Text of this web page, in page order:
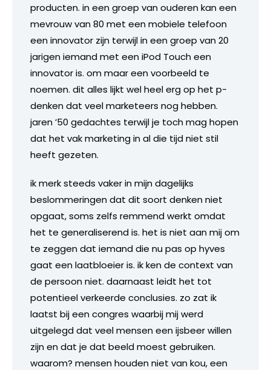
producten. in een groep van ouderen kan een
mevrouw van 80 met een mobiele telefoon
een innovator zijn terwijl in een groep van 20
jarigen iemand met een iPod Touch een
innovator is. om maar een voorbeeld te
noemen. dit alles lijkt wel heel erg op het p-
denken dat veel marketeers nog hebben.
jaren ’50 gedachtes terwijl je toch mag hopen
dat het vak marketing in al die tijd niet stil
heeft gezeten.
ik merk steeds vaker in mijn dagelijks
beslommeringen dat dit soort denken niet
opgaat, soms zelfs remmend werkt omdat
het te generaliserend is. het is niet aan mij om
te zeggen dat iemand die nu pas op hyves
gaat een laatbloeier is. ik ken de context van
de persoon niet. daarnaast leidt het tot
potentieel verkeerde conclusies. zo zat ik
laatst bij een congres waarbij mij werd
uitgelegd dat veel mensen een ijsbeer willen
zijn en dat je dat beeld moest gebruiken.
waarom? mensen houden niet van kou, een